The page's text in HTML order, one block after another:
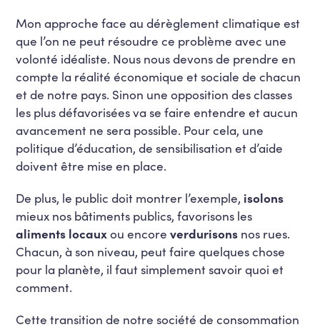
Mon approche face au dérèglement climatique est
que l’on ne peut résoudre ce problème avec une
volonté idéaliste. Nous nous devons de prendre en
compte la réalité économique et sociale de chacun
et de notre pays. Sinon une opposition des classes
les plus défavorisées va se faire entendre et aucun
avancement ne sera possible. Pour cela, une
politique d’éducation, de sensibilisation et d’aide
doivent être mise en place.
De plus, le public doit montrer l’exemple, isolons
mieux nos bâtiments publics, favorisons les
aliments locauxou encoreverdurisons nos rues.
Chacun, à son niveau, peut faire quelques chose
pour la planète, il faut simplement savoir quoi et
comment.
Cette transition de notre société de consommation